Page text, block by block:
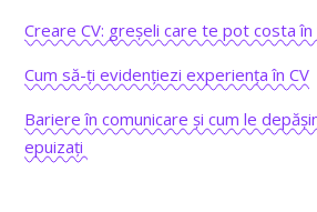
Creare CV: greșeli care te pot costa
Cum să-ți evidențiezi experiența în CV
Bariere în comunicare și cum le
epuizați